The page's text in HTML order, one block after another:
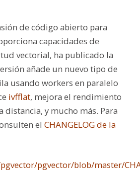
de código abierto para
capacidades de
vectorial, ha publicado la
añade un nuevo tipo de
usando workers en paralelo
ivfflat, mejora el rendimiento
distancia, y mucho más. Para
el CHANGELOG de la
pgvector/blob/master/